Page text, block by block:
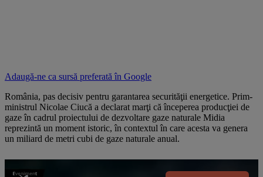
Adaugă-ne ca sursă preferată în Google
România, pas decisiv pentru garantarea securităţii energetice. Prim-
ministrul Nicolae Ciucă a declarat marţi că începerea producţiei de
gaze în cadrul proiectului de dezvoltare gaze naturale Midia
reprezintă un moment istoric, în contextul în care acesta va genera
un miliard de metri cubi de gaze naturale anual.